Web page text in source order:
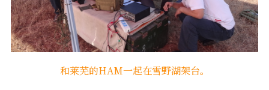
和莱芜的HAM一起在雪野湖架台。